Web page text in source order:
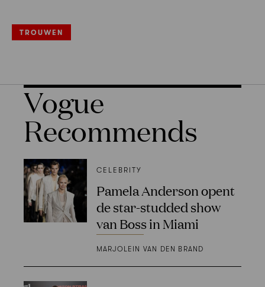
TROUWEN
Vogue
Recommends
CELEBRITY
Pamela Anderson opent
de star-studded show
van Boss in Miami
MARJOLEIN VAN DEN BRAND